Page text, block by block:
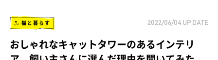
猫と暮らす 2022/06/04 UP DATE
おしゃれなキャットタワーのあるインテリ